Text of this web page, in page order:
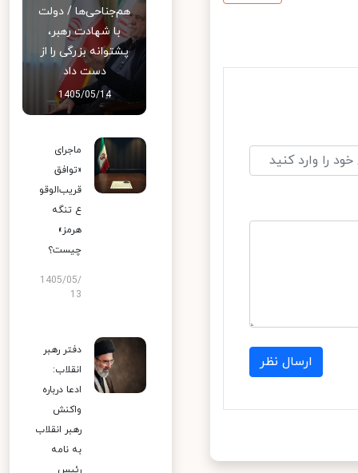
ارسال نظر
هم‌جناحی‌ها / دولت
با شهادت رهبر،
پشتوانه بزرگی را از
دست داد
1405/05/14
ماجرای
«توافق
قریب‌الوقو
ع تنگه
هرمز»
چیست؟
1405/05/
13
دفتر رهبر
انقلاب:
ادعا درباره
واکنش
رهبر انقلاب
به نامه
رئیس